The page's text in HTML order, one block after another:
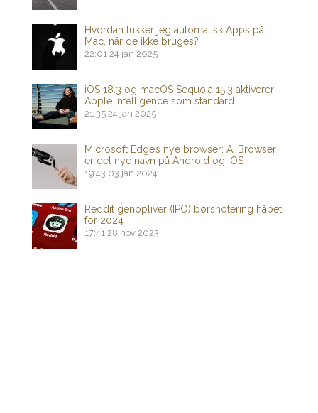
Hvordan lukker jeg automatisk Apps på
Mac, når de ikke bruges?
22:01 24 jan 2025
iOS 18.3 og macOS Sequoia 15.3 aktiverer
Apple Intelligence som standard
21:35 24 jan 2025
Microsoft Edge’s nye browser: AI Browser
er det nye navn på Android og iOS
19:43 03 jan 2024
Reddit genopliver (IPO) børsnotering håbet
for 2024
17:41 28 nov 2023